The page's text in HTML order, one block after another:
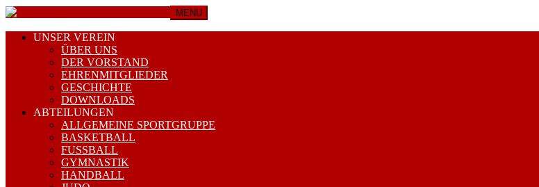
MENU
UNSER VEREIN
ÜBER UNS
DER VORSTAND
EHRENMITGLIEDER
GESCHICHTE
DOWNLOADS
ABTEILUNGEN
ALLGEMEINE SPORTGRUPPE
BASKETBALL
FUSSBALL
GYMNASTIK
HANDBALL